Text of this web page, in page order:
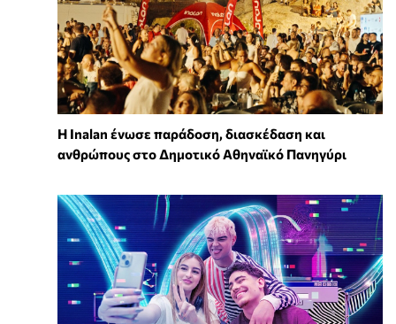
Η Inalan ένωσε παράδοση, διασκέδαση και
ανθρώπους στο Δημοτικό Αθηναϊκό Πανηγύρι